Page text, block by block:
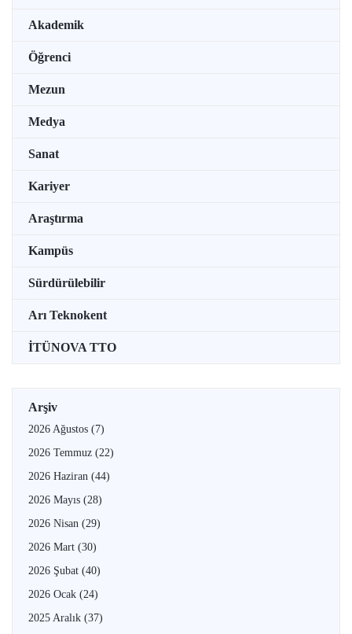
Akademik
Öğrenci
Mezun
Medya
Sanat
Kariyer
Araştırma
Kampüs
Sürdürülebilir
Arı Teknokent
İTÜNOVA TTO
Arşiv
2026 Ağustos (7)
2026 Temmuz (22)
2026 Haziran (44)
2026 Mayıs (28)
2026 Nisan (29)
2026 Mart (30)
2026 Şubat (40)
2026 Ocak (24)
2025 Aralık (37)